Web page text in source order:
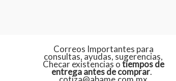
Correos Importantes para
consultas, ayudas, sugerencias,
Checar existencias otiempos de
entrega antes de comprar.